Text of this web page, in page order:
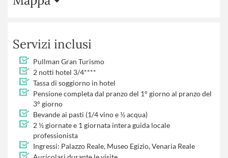
Servizi inclusi
Pullman Gran Turismo
2 notti hotel 3/4****
Tassa di soggiorno in hotel
Pensione completa dal pranzo del 1° giorno al pranzo del
3° giorno
Bevande ai pasti (1/4 vino e ½ acqua)
2 ½ giornate e 1 giornata intera guida locale
professionista
Ingressi: Palazzo Reale, Museo Egizio, Venaria Reale